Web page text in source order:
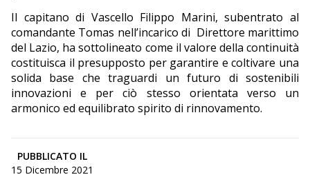
Il capitano di Vascello Filippo Marini, subentrato al
comandante Tomas nell’incarico di Direttore marittimo
del Lazio, ha sottolineato come il valore della continuità
costituisca il presupposto per garantire e coltivare una
solida base che traguardi un futuro di sostenibili
innovazioni e per ciò stesso orientata verso un
armonico ed equilibrato spirito di rinnovamento.
PUBBLICATO IL
15 Dicembre 2021